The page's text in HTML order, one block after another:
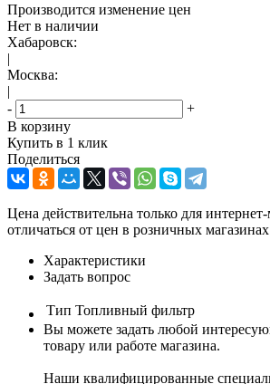
Производится изменение цен
Нет в наличии
Хабаровск:
|
Москва:
|
-
+
В корзину
Купить в 1 клик
Поделиться
Цена действительна только для
отличаться от цен в розничных магазинах
Характеристики
Задать вопрос
Тип Топливный фильтр
Вы можете задать любой
товару или работе магазина.
Наши квалифицированные